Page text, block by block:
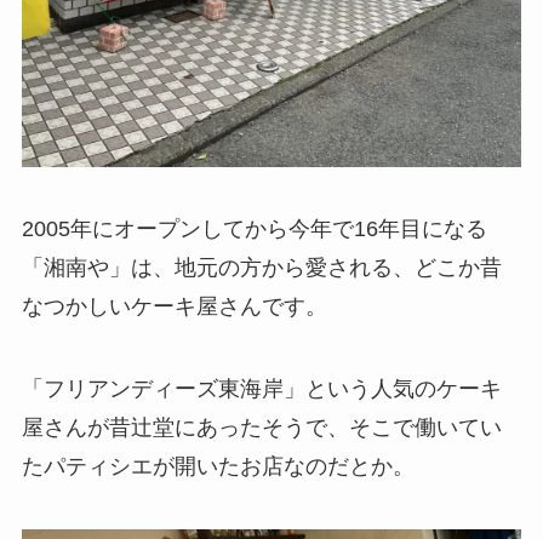
2005年にオープンしてから今年で16年目になる
「湘南や」は、地元の方から愛される、どこか昔
なつかしいケーキ屋さんです。
「フリアンディーズ東海岸」という人気のケーキ
屋さんが昔辻堂にあったそうで、そこで働いてい
たパティシエが開いたお店なのだとか。